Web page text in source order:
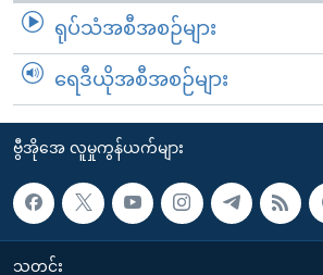
ရုပ်သံအစီအစဉ်များ
ရေဒီယိုအစီအစဉ်များ
ဗွီအိုအေ လူမှုကွန်ယက်များ
သတင်း